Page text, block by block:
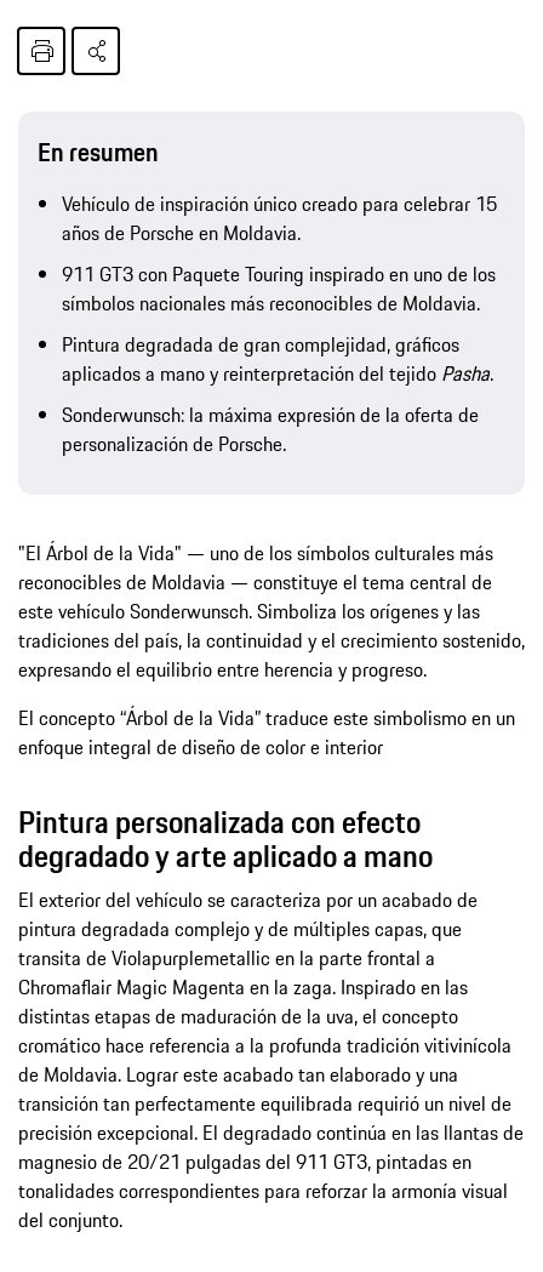
En resumen
Vehículo de inspiración único creado para celebrar 15
años de Porsche en Moldavia.
911 GT3 con Paquete Touring inspirado en uno de los
símbolos nacionales más reconocibles de Moldavia.
Pintura degradada de gran complejidad, gráficos
aplicados a mano y reinterpretación del tejido Pasha.
Sonderwunsch: la máxima expresión de la oferta de
personalización de Porsche.
"El Árbol de la Vida" — uno de los símbolos culturales más
reconocibles de Moldavia — constituye el tema central de
este vehículo Sonderwunsch. Simboliza los orígenes y las
tradiciones del país, la continuidad y el crecimiento sostenido,
expresando el equilibrio entre herencia y progreso.
El concepto “Árbol de la Vida” traduce este simbolismo en un
enfoque integral de diseño de color e interior
Pintura personalizada con efecto
degradado y arte aplicado a mano
El exterior del vehículo se caracteriza por un acabado de
pintura degradada complejo y de múltiples capas, que
transita de Violapurplemetallic en la parte frontal a
Chromaflair Magic Magenta en la zaga. Inspirado en las
distintas etapas de maduración de la uva, el concepto
cromático hace referencia a la profunda tradición vitivinícola
de Moldavia. Lograr este acabado tan elaborado y una
transición tan perfectamente equilibrada requirió un nivel de
precisión excepcional. El degradado continúa en las llantas de
magnesio de 20/21 pulgadas del 911 GT3, pintadas en
tonalidades correspondientes para reforzar la armonía visual
del conjunto.